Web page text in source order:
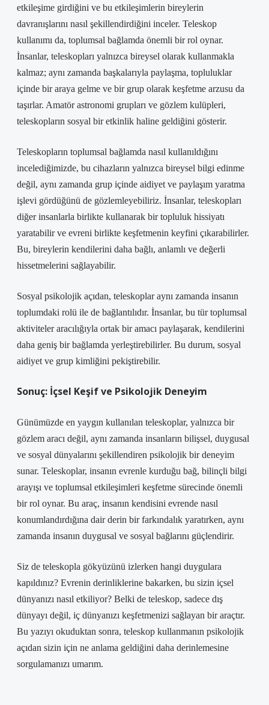
etkileşime girdiğini ve bu etkileşimlerin bireylerin
davranışlarını nasıl şekillendirdiğini inceler. Teleskop
kullanımı da, toplumsal bağlamda önemli bir rol oynar.
İnsanlar, teleskopları yalnızca bireysel olarak kullanmakla
kalmaz; aynı zamanda başkalarıyla paylaşma, topluluklar
içinde bir araya gelme ve bir grup olarak keşfetme arzusu da
taşırlar. Amatör astronomi grupları ve gözlem kulüpleri,
teleskopların sosyal bir etkinlik haline geldiğini gösterir.
Teleskopların toplumsal bağlamda nasıl kullanıldığını
incelediğimizde, bu cihazların yalnızca bireysel bilgi edinme
değil, aynı zamanda grup içinde aidiyet ve paylaşım yaratma
işlevi gördüğünü de gözlemleyebiliriz. İnsanlar, teleskopları
diğer insanlarla birlikte kullanarak bir topluluk hissiyatı
yaratabilir ve evreni birlikte keşfetmenin keyfini çıkarabilirler.
Bu, bireylerin kendilerini daha bağlı, anlamlı ve değerli
hissetmelerini sağlayabilir.
Sosyal psikolojik açıdan, teleskoplar aynı zamanda insanın
toplumdaki rolü ile de bağlantılıdır. İnsanlar, bu tür toplumsal
aktiviteler aracılığıyla ortak bir amacı paylaşarak, kendilerini
daha geniş bir bağlamda yerleştirebilirler. Bu durum, sosyal
aidiyet ve grup kimliğini pekiştirebilir.
Sonuç: İçsel Keşif ve Psikolojik Deneyim
Günümüzde en yaygın kullanılan teleskoplar, yalnızca bir
gözlem aracı değil, aynı zamanda insanların bilişsel, duygusal
ve sosyal dünyalarını şekillendiren psikolojik bir deneyim
sunar. Teleskoplar, insanın evrenle kurduğu bağ, bilinçli bilgi
arayışı ve toplumsal etkileşimleri keşfetme sürecinde önemli
bir rol oynar. Bu araç, insanın kendisini evrende nasıl
konumlandırdığına dair derin bir farkındalık yaratırken, aynı
zamanda insanın duygusal ve sosyal bağlarını güçlendirir.
Siz de teleskopla gökyüzünü izlerken hangi duygulara
kapıldınız? Evrenin derinliklerine bakarken, bu sizin içsel
dünyanızı nasıl etkiliyor? Belki de teleskop, sadece dış
dünyayı değil, iç dünyanızı keşfetmenizi sağlayan bir araçtır.
Bu yazıyı okuduktan sonra, teleskop kullanmanın psikolojik
açıdan sizin için ne anlama geldiğini daha derinlemesine
sorgulamanızı umarım.